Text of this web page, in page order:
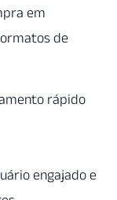
em
de
rápido
engajado e